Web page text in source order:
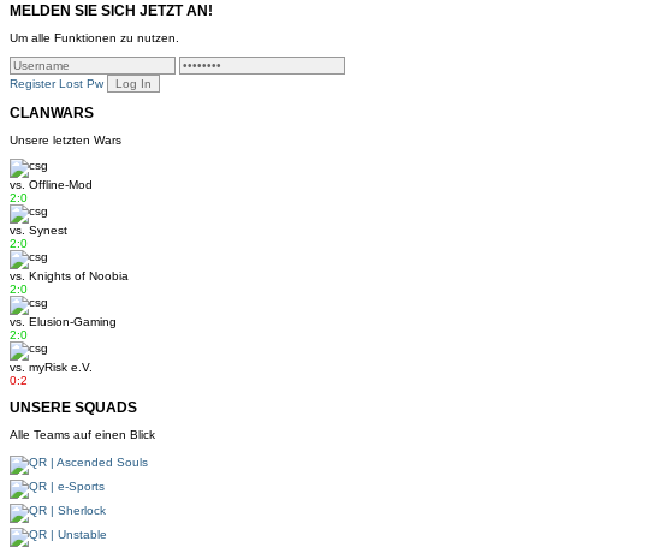
MELDEN SIE SICH JETZT AN!
Um alle Funktionen zu nutzen.
Register Lost Pw
CLANWARS
Unsere letzten Wars
vs. Offline-Mod
2:0
vs. Synest
2:0
vs. Knights of Noobia
2:0
vs. Elusion-Gaming
2:0
vs. myRisk e.V.
0:2
UNSERE SQUADS
Alle Teams auf einen Blick